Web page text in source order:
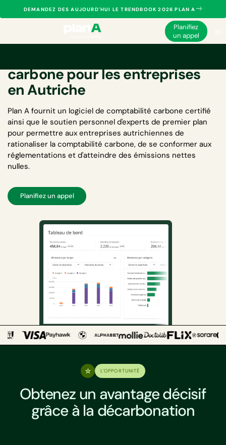
DEMANDEZ DES AUJOURD'HUI LE TRENDBOOK 2026 PLAN A
Planifiez
un appel
carbone pour les entreprises
en Autriche
Plan A fournit un logiciel de comptabilité carbone certifié
ainsi que le soutien personnel d'experts de premier plan
pour permettre aux entreprises autrichiennes de
rationaliser la comptabilité carbone, de se conformer aux
réglementations et d'atteindre des émissions nettes
nulles.
Planifiez un appel
L'OPPORTUNITÉ
Obtenez un avantage décisif
grâce à la décarbonation